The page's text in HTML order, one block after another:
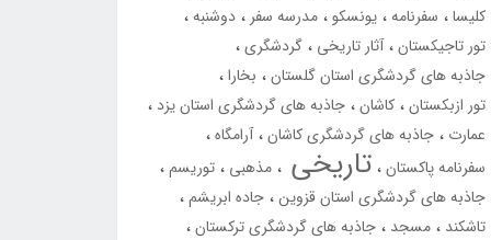
کلیسا سفرنامه یونسکو مدرسه سفر دوشنبه
تور تاجیکستان آثار تاریخی گردشگری
جاذبه های گردشگری استان گلستان بخارا
تور ازبکستان کاشان جاذبه های گردشگری استان یزد
عمارت جاذبه های گردشگری کاشان آرامگاه
سفرنامه پاکستان تاریخی مذهبی توریسم
جاذبه های گردشگری استان قزوین جاده ابریشم
تاشکند مسجد جاذبه های گردشگری ترکستان